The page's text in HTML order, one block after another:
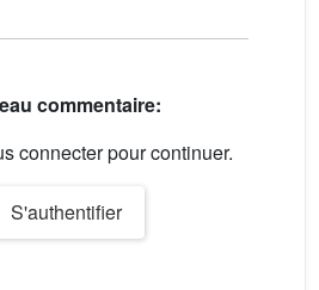
commentaire:
connecter pour continuer.
S'authentifier